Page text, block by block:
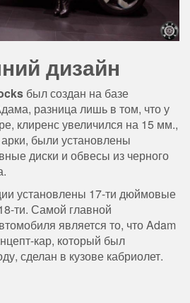
дизайн
был создан на базе
разница лишь в том, что у
клиренс увеличился на 15 мм.,
были установлены
диски и обвесы из черного
установлены 17-ти дюймовые
ти. Самой главной
является то, что Adam
кар, который был
сделан в кузове кабриолет.